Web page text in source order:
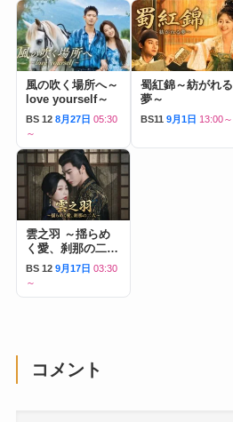
風の吹く場所へ～
love yourself～
BS 12 8月27日 05:30
～
蜀紅錦～紡がれる
夢～
BS11 9月1日 13:00～
雲之羽 ～揺らめ
く愛、刹那の二人
～
BS 12 9月17日 03:30
～
コメント